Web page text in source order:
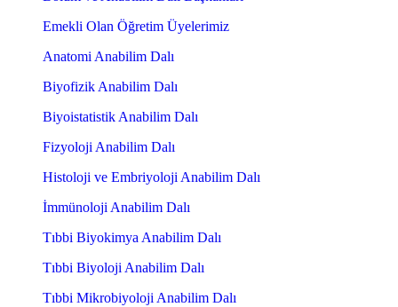
Emekli Olan Öğretim Üyelerimiz
Anatomi Anabilim Dalı
Biyofizik Anabilim Dalı
Biyoistatistik Anabilim Dalı
Fizyoloji Anabilim Dalı
Histoloji ve Embriyoloji Anabilim Dalı
İmmünoloji Anabilim Dalı
Tıbbi Biyokimya Anabilim Dalı
Tıbbi Biyoloji Anabilim Dalı
Tıbbi Mikrobiyoloji Anabilim Dalı